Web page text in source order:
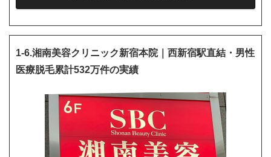
1-6.湘南美容クリニック新宿本院｜西新宿駅直結・男性
医療脱毛累計532万件の実績